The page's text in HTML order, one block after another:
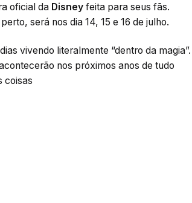
oficial da Disney feita para seus fãs.
será nos dia 14, 15 e 16 de julho.
vivendo literalmente “dentro da magia”.
nos próximos anos de tudo
coisas